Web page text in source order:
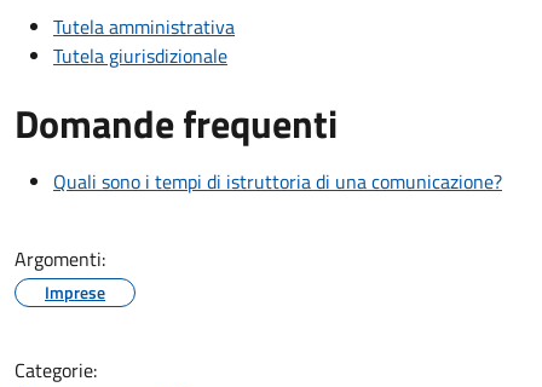
Tutela amministrativa
Tutela giurisdizionale
Domande frequenti
Quali sono i tempi di istruttoria di una comunicazione?
Argomenti:
Imprese
Categorie: